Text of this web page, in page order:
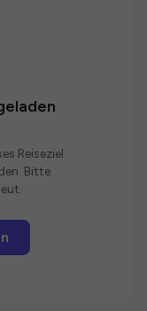
Reiseziel
Bitte